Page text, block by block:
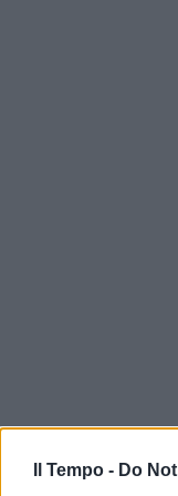
Il Tempo - Do